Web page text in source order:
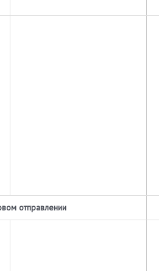
отправлении